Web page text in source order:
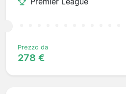
Prezzo da
278 €